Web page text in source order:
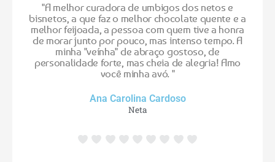
"A melhor curadora de umbigos dos netos e
bisnetos, a que faz o melhor chocolate quente e a
melhor feijoada, a pessoa com quem tive a honra
de morar junto por pouco, mas intenso tempo. A
minha "veínha" de abraço gostoso, de
personalidade forte, mas cheia de alegria! Amo
você minha avó. "
Ana Carolina Cardoso
Neta